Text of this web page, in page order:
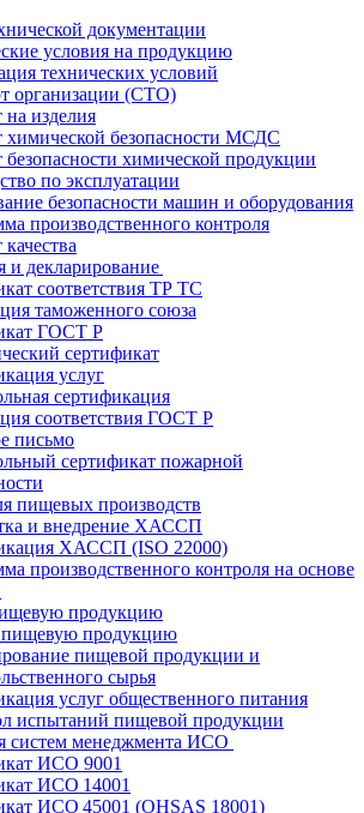
документации
условия на продукцию
технических условий
организации (СТО)
на изделия
химической безопасности МСДС
безопасности химической продукции
по эксплуатации
безопасности машин и оборудования
производственного контроля
и декларирование
соответствия ТР ТС
таможенного союза
ГОСТ Р
сертификат
услуг
сертификация
соответствия ГОСТ Р
письмо
сертификат пожарной
пищевых производств
и внедрение ХАССП
ХАССП (ISO 22000)
производственного контроля на основе
продукцию
продукцию
пищевой продукции и
сырья
услуг общественного питания
испытаний пищевой продукции
систем менеджмента ИСО
ИСО 9001
ИСО 14001
ИСО 45001 (OHSAS 18001)